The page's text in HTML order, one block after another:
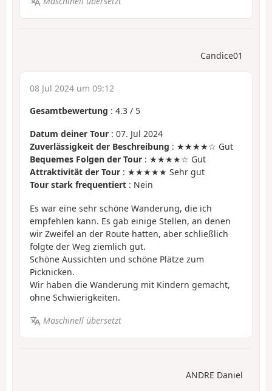
Candice01
08 Jul 2024 um 09:12
Gesamtbewertung : 4.3 / 5
Datum deiner Tour : 07. Jul 2024
Zuverlässigkeit der Beschreibung : ★★★★☆ Gut
Bequemes Folgen der Tour : ★★★★☆ Gut
Attraktivität der Tour : ★★★★★ Sehr gut
Tour stark frequentiert : Nein
Es war eine sehr schöne Wanderung, die ich
empfehlen kann. Es gab einige Stellen, an denen
wir Zweifel an der Route hatten, aber schließlich
folgte der Weg ziemlich gut.
Schöne Aussichten und schöne Plätze zum
Picknicken.
Wir haben die Wanderung mit Kindern gemacht,
ohne Schwierigkeiten.
Maschinell übersetzt
ANDRE Daniel